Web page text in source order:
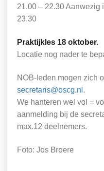
21.00 – 22.30 Aanwezig
23.30
Praktijkles 18 oktober.
Locatie nog nader te
NOB-leden mogen zich
secretaris@oscg.nl .
We hanteren wel vol =
aanmelding bij de
max.12 deelnemers.
Foto: Jos Broere